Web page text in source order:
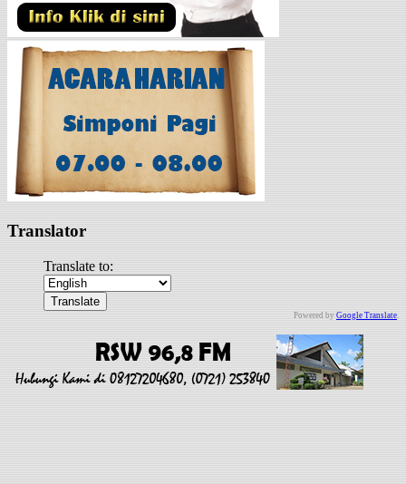
Translator
Translate to:
Powered by Google Translate.